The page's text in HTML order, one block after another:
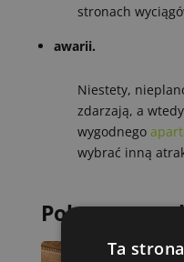
stronach
awarii.
Niestety,
zdarzają, a
wygodnego
wybrać inną
Polecane
Ta